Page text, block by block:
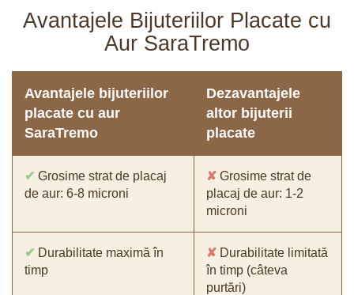
Avantajele Bijuteriilor Placate cu
Aur SaraTremo
Avantajele bijuteriilor
placate cu aur
SaraTremo
Dezavantajele
altor bijuterii
placate
✔ Grosime strat de placaj
de aur: 6-8 microni
✘ Grosime strat de
placaj de aur: 1-2
microni
✔ Durabilitate maximă în
timp
✘ Durabilitate limitată
în timp (câteva
purtări)